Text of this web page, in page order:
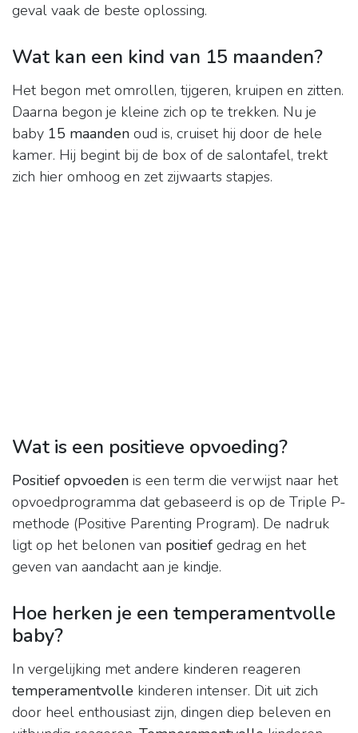
geval vaak de beste oplossing.
Wat kan een kind van 15 maanden?
Het begon met omrollen, tijgeren, kruipen en zitten.
Daarna begon je kleine zich op te trekken. Nu je
baby 15 maanden oud is, cruiset hij door de hele
kamer. Hij begint bij de box of de salontafel, trekt
zich hier omhoog en zet zijwaarts stapjes.
Wat is een positieve opvoeding?
Positief opvoeden is een term die verwijst naar het
opvoedprogramma dat gebaseerd is op de Triple P-
methode (Positive Parenting Program). De nadruk
ligt op het belonen van positief gedrag en het
geven van aandacht aan je kindje.
Hoe herken je een temperamentvolle
baby?
In vergelijking met andere kinderen reageren
temperamentvolle kinderen intenser. Dit uit zich
door heel enthousiast zijn, dingen diep beleven en